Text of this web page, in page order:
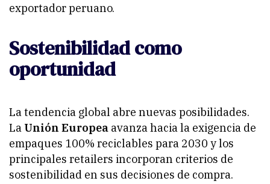
exportador peruano.
Sostenibilidad como
oportunidad
La tendencia global abre nuevas posibilidades.
La Unión Europea avanza hacia la exigencia de
empaques 100% reciclables para 2030 y los
principales retailers incorporan criterios de
sostenibilidad en sus decisiones de compra.